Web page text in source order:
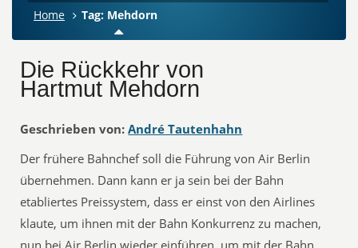
Home Tag: Mehdorn
Die Rückkehr von
Hartmut Mehdorn
Geschrieben von: André Tautenhahn
Der frühere Bahnchef soll die Führung von Air Berlin
übernehmen. Dann kann er ja sein bei der Bahn
etabliertes Preissystem, dass er einst von den Airlines
klaute, um ihnen mit der Bahn Konkurrenz zu machen,
nun bei Air Berlin wieder einführen, um mit der Bahn